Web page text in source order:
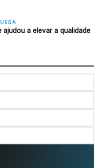
a elevar a qualidade